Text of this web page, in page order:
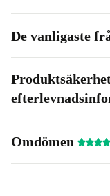
De vanligaste
Omdömen